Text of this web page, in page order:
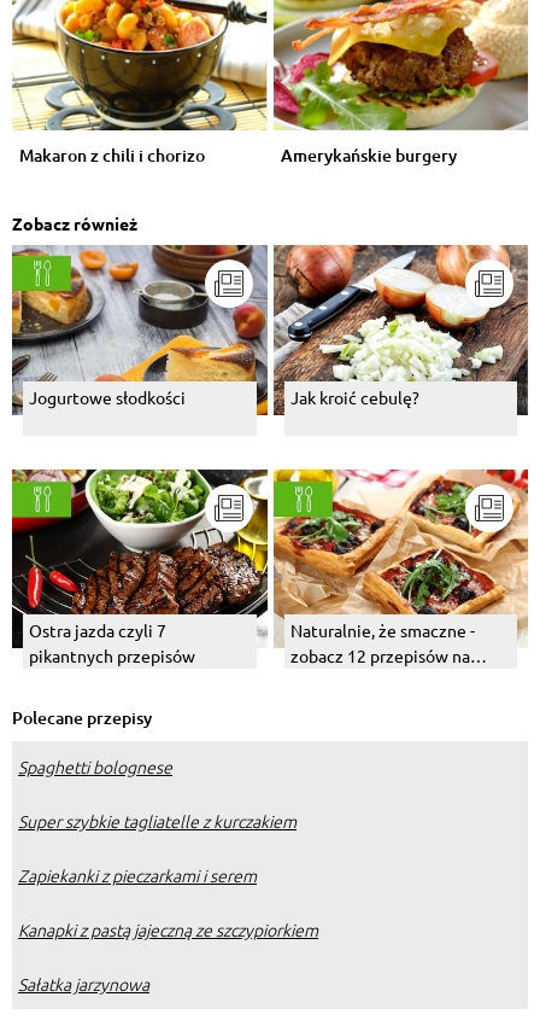
Makaron z chili i chorizo Amerykańskie burgery
Zobacz również
Jogurtowe słodkości Jak kroić cebulę?
Ostra jazda czyli 7
pikantnych przepisów
Naturalnie, że smaczne -
zobacz 12 przepisów na
Polecane przepisy
Spaghetti bolognese
Super szybkie tagliatelle z kurczakiem
Zapiekanki z pieczarkami i serem
Kanapki z pastą jajeczną ze szczypiorkiem
Sałatka jarzynowa